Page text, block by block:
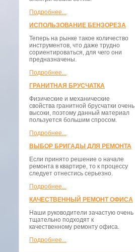
Подробнее...
ИСПОЛЬЗОВАНИЕ БЕНЗОРЕЗА
Теперь на рынке такое количество
инструментов, что даже трудно
сориентироваться, для чего они
предназначены.
Подробнее...
ГРАНИТНАЯ БРУСЧАТКА
Физические и механические
свойства гранитной брусчатки очень
высоки, поэтому данный материал
пользуется большим спросом.
Подробнее...
ВЫБОР БРИГАДЫ ДЛЯ РЕМОНТА
Если принято решение о начале
ремонта в квартире, то к процессу
следует отнестись серьезно.
Подробнее...
КАЧЕСТВЕННЫЙ РЕМОНТ ОФИСА
Наши руководители зачастую очень
тщательно подходят к
качественному ремонту офиса.
Подробнее...